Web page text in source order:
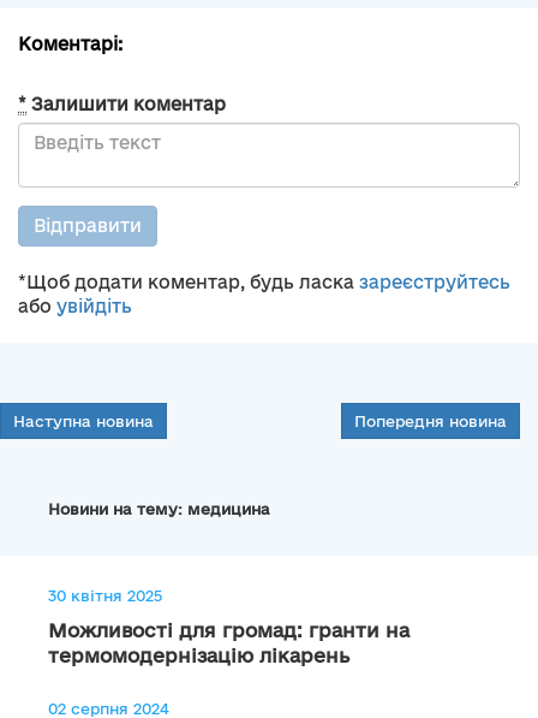
Коментарі:
* Залишити коментар
Відправити
*Щоб додати коментар, будь ласка зареєструйтесь
або увійдіть
Наступна новина Попередня новина
Новини на тему: медицина
30 квітня 2025
Можливості для громад: гранти на
термомодернізацію лікарень
02 серпня 2024